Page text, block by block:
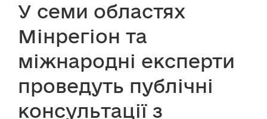
У семи областях
Мінрегіон та
міжнародні експерти
проведуть публічні
консультації з